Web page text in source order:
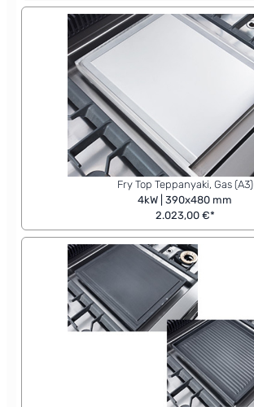
Fry Top Teppanyaki, Gas (A3)
4kW | 390x480 mm
2.023,00 €*